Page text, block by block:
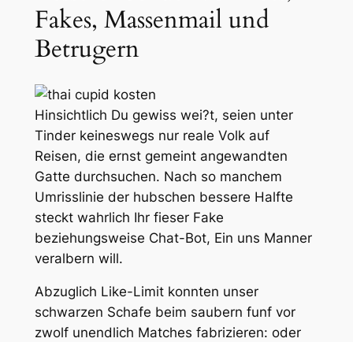
Fakes, Massenmail und
Betrugern
Hinsichtlich Du gewiss wei?t, seien unter
Tinder keineswegs nur reale Volk auf
Reisen, die ernst gemeint angewandten
Gatte durchsuchen. Nach so manchem
Umrisslinie der hubschen bessere Halfte
steckt wahrlich Ihr fieser Fake
beziehungsweise Chat-Bot, Ein uns Manner
veralbern will.
Abzuglich Like-Limit konnten unser
schwarzen Schafe beim saubern funf vor
zwolf unendlich Matches fabrizieren: oder